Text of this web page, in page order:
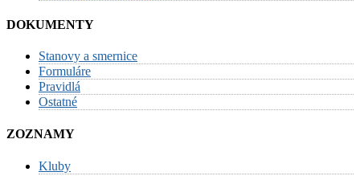
DOKUMENTY
Stanovy a smernice
Formuláre
Pravidlá
Ostatné
ZOZNAMY
Kluby